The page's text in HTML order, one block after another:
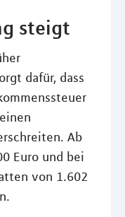
steigt
dafür, dass
Ab
Euro und bei
von 1.602